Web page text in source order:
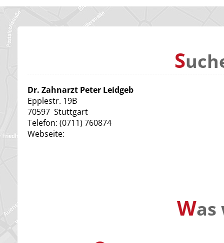
S
Dr. Zahnarzt Peter Leidgeb
Epplestr. 19B
70597 Stuttgart
Telefon: (0711) 760874
Webseite:
Was